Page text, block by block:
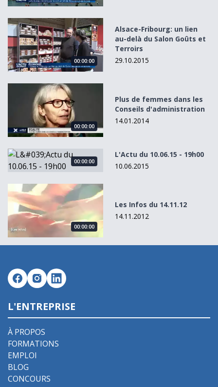
Alsace-Fribourg: un lien au-delà du Salon Goûts et
00:00:00
Alsace-Fribourg: un lien
au-delà du Salon Goûts et
Terroirs
29.10.2015
Plus de femmes dans les Conseils d&#039;administration
00:00:00
Plus de femmes dans les
Conseils d'administration
14.01.2014
L&#039;Actu du 10.06.15 - 19h00
00:00:00
L'Actu du 10.06.15 - 19h00
10.06.2015
Les Infos du 14.11.12
00:00:00
Les Infos du 14.11.12
14.11.2012
L'ENTREPRISE
À PROPOS
FORMATIONS
EMPLOI
BLOG
CONCOURS